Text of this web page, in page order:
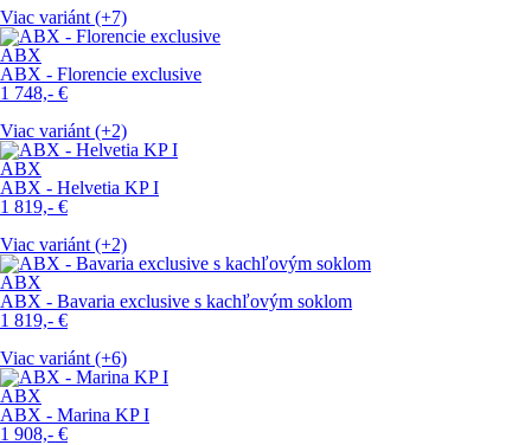
Viac variánt (+7)
ABX
ABX - Florencie exclusive
1 748,- €
Viac variánt (+2)
ABX
ABX - Helvetia KP I
1 819,- €
Viac variánt (+2)
ABX
ABX - Bavaria exclusive s kachľovým soklom
1 819,- €
Viac variánt (+6)
ABX
ABX - Marina KP I
1 908,- €